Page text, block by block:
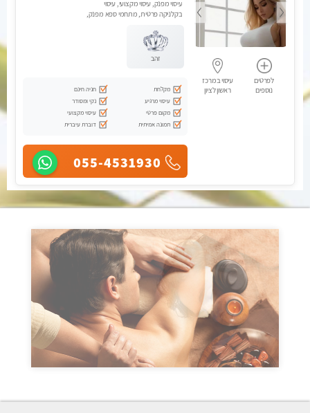
לפרטים
נוספים
עיסוי במרכז
ראשון לציון
עיסוי מפנק, עיסוי מקצועי, עיסוי
בקלניקה פרטית, מתחמי ספא מפנק,
זהב
מקלחת
חניה חינם
עיסוי מרגיע
נקי ומסודר
מקום פרטי
עיסוי מקצועי
תמונה אמיתית
דוברת עיברית
055-4531930